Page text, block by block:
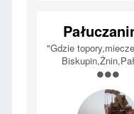
"Gdzie